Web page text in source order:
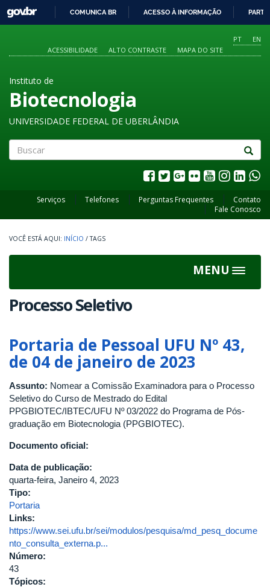
O
CONTEÚDO
GOVBR
COMUNICA BR ACESSO À INFORMAÇÃO
PT
EN
ACESSIBILIDADE
ALTO CONTRASTE MAPA DO SITE
Instituto de
Biotecnologia
UNIVERSIDADE FEDERAL DE UBERLÂNDIA
Serviços Telefones Perguntas Frequentes
Contato
Fale Conosco
INÍCIO / TAGS
MENU
Toggle
Processo Seletivo
Portaria de Pessoal UFU Nº 43,
de 04 de janeiro de 2023
Assunto: Nomear a Comissão Examinadora para o Processo
Seletivo do Curso de Mestrado do Edital
PPGBIOTEC/IBTEC/UFU Nº 03/2022 do Programa de Pós-
graduação em Biotecnologia (PPGBIOTEC).
Documento oficial:
Data de publicação:
quarta-feira, Janeiro 4, 2023
Tipo:
Portaria
Links:
https://www.sei.ufu.br/sei/modulos/pesquisa/md_pesq_docume
nto_consulta_externa.p...
Número:
43
Tópicos: